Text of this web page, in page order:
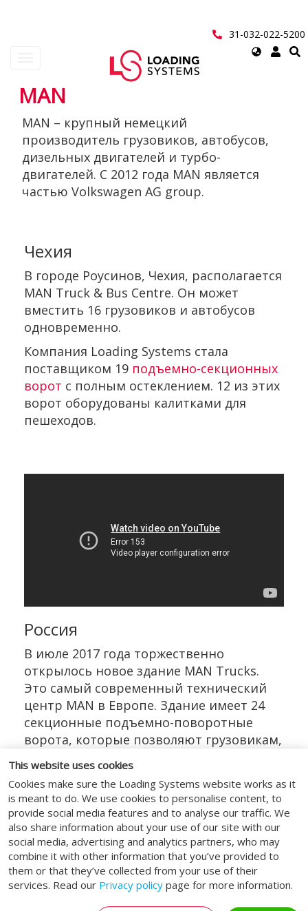
This website uses cookies
Cookies make sure the Loading Systems website works as it
is meant to do. We use cookies to personalise content, to
provide social media features and to analyse our traffic. We
also share information about your use of our site with our
social media, advertising and analytics partners, who may
combine it with other information that you’ve provided to
them or that they’ve collected from your use of their
services. Read our Privacy policy page for more information.
31-032-022-5200
Select
User
account
menu
MAN
MAN – крупный немецкий
производитель грузовиков, автобусов,
дизельных двигателей и турбо-
двигателей. С 2012 года MAN является
частью Volkswagen AG group.
Чехия
В городе Роусинов, Чехия, располагается
MAN Truck & Bus Centre. Он может
вместить 16 грузовиков и автобусов
одновременно.
Компания Loading Systems стала
поставщиком 19 подъемно-секционных
ворот с полным остеклением. 12 из этих
ворот оборудованы калитками для
пешеходов.
Россия
В июле 2017 года торжественно
открылось новое здание MAN Trucks.
Это самый современный технический
центр MAN в Европе. Здание имеет 24
секционные подъемно-поворотные
ворота, которые позволяют грузовикам,
въезжать на станцию технического
обслуживания.
Некоторые из подъёмно-поворотных
ворот оборудованы дверцей для
пешеходов.